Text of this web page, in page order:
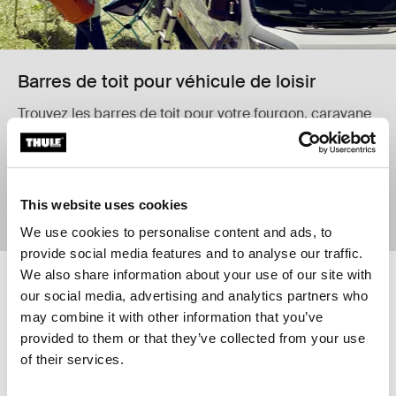
This website uses cookies
We use cookies to personalise content and ads, to
provide social media features and to analyse our traffic.
We also share information about your use of our site with
our social media, advertising and analytics partners who
may combine it with other information that you’ve
provided to them or that they’ve collected from your use
of their services.
Barres de toit pour véhicule de loisir
Trouvez les barres de toit pour votre fourgon, caravane
ou camping-car
Thule Panorama for Thule Omnistor 5200 tente auvent pour Thule
Disponible en ligne
Thule Panorama for Thule
Omnistor 5200
tente auvent pour Thule Omnistor
5200
Thule Panorama for Thule
Disponible en ligne
Thule Panorama for Thule
Omnistor 6300
tente auvent pour Thule Omnistor